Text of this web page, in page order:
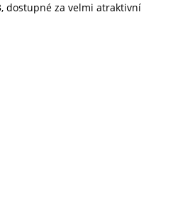
dostupné za velmi atraktivní